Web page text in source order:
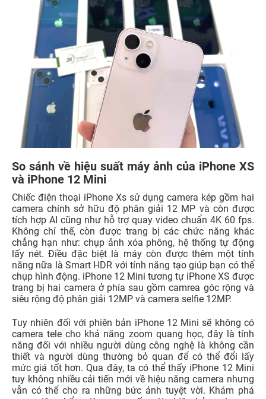
So sánh về hiệu suất máy ảnh của iPhone XS
và iPhone 12 Mini
Chiếc điện thoại iPhone Xs sử dụng camera kép gồm hai
camera chính sở hữu độ phân giải 12 MP và còn được
tích hợp AI cũng như hỗ trợ quay video chuẩn 4K 60 fps.
Không chỉ thế, còn được trang bị các chức năng khác
chẳng hạn như: chụp ảnh xóa phông, hệ thống tự động
lấy nét. Điều đặc biệt là máy còn được thêm một tính
năng nữa là Smart HDR với tính năng tạo giúp bạn có thể
chụp hình động. iPhone 12 Mini tương tự iPhone XS được
trang bị hai camera ở phía sau gồm camrea góc rộng và
siêu rộng độ phân giải 12MP và camera selfie 12MP.